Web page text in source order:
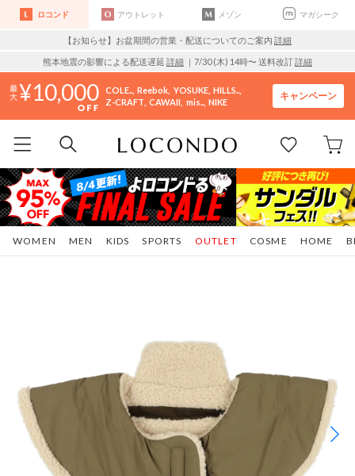
ロコンド アウトレット メゾン マガシーク
【お知らせ】お盆期間の営業・配送についてのご案内 詳細
熊本地震の影響による配送遅延 詳細 ｜7/30 (木) 14時〜 送料改訂詳細
10,000 COLE.. Reebok YOSUKE HILLS..
Z-CRAFT CAWAII mis.. NIKE
キャンペーン
WOMEN MEN KIDS SPORTS COSME HOME
OUTLET